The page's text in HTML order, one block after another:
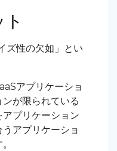
ズ性の欠如」とい
アプリケーショ
が限られている
プリケーション
アプリケーショ